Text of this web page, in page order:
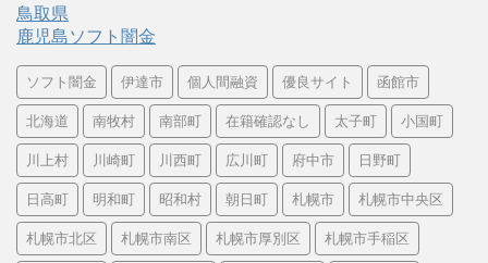
鳥取県
鹿児島ソフト闇金
ソフト闇金 伊達市 個人間融資 優良サイト 函館市
北海道 南牧村 南部町 在籍確認なし 太子町 小国町
川上村 川崎町 川西町 広川町 府中市 日野町
日高町 明和町 昭和村 朝日町 札幌市 札幌市中央区
札幌市北区 札幌市南区 札幌市厚別区 札幌市手稲区